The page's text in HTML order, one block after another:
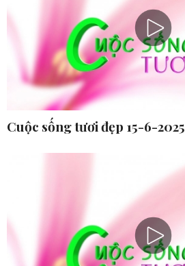
Cuộc sống tươi đẹp 15-6-2025